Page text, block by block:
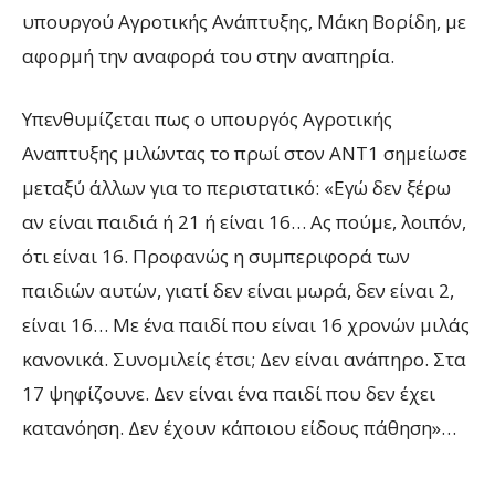
υπουργού Αγροτικής Ανάπτυξης, Μάκη Βορίδη, με
αφορμή την αναφορά του στην αναπηρία.
Υπενθυμίζεται πως ο υπουργός Αγροτικής
Αναπτυξης μιλώντας το πρωί στον ΑΝΤ1 σημείωσε
μεταξύ άλλων για το περιστατικό: «Εγώ δεν ξέρω
αν είναι παιδιά ή 21 ή είναι 16… Ας πούμε, λοιπόν,
ότι είναι 16. Προφανώς η συμπεριφορά των
παιδιών αυτών, γιατί δεν είναι μωρά, δεν είναι 2,
είναι 16… Με ένα παιδί που είναι 16 χρονών μιλάς
κανονικά. Συνομιλείς έτσι; Δεν είναι ανάπηρο. Στα
17 ψηφίζουνε. Δεν είναι ένα παιδί που δεν έχει
κατανόηση. Δεν έχουν κάποιου είδους πάθηση»…